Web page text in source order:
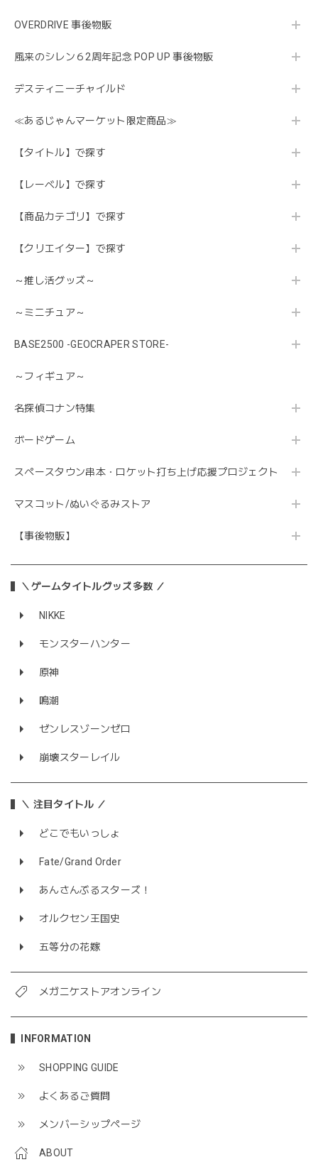
OVERDRIVE 事後物販
風来のシレン６2周年記念 POP UP 事後物販
デスティニーチャイルド
≪あるじゃんマーケット限定商品≫
【タイトル】で探す
【レーベル】で探す
【商品カテゴリ】で探す
【クリエイター】で探す
～推し活グッズ～
～ミニチュア～
BASE2500 -GEOCRAPER STORE-
～フィギュア～
名探偵コナン特集
ボードゲーム
スペースタウン串本・ロケット打ち上げ応援プロジェクト
マスコット/ぬいぐるみストア
【事後物販】
＼ゲームタイトルグッズ多数 ／
NIKKE
モンスターハンター
原神
鳴潮
ゼンレスゾーンゼロ
崩壊スターレイル
＼ 注目タイトル ／
どこでもいっしょ
Fate/Grand Order
あんさんぶるスターズ！
オルクセン王国史
五等分の花嫁
メガニケストアオンライン
INFORMATION
SHOPPING GUIDE
よくあるご質問
メンバーシップページ
ABOUT